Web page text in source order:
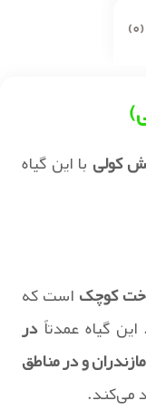
کولی با این گیاه
کوچکاست که
این گیاه عمدتاًدر
و در مناطق
می‌کند.